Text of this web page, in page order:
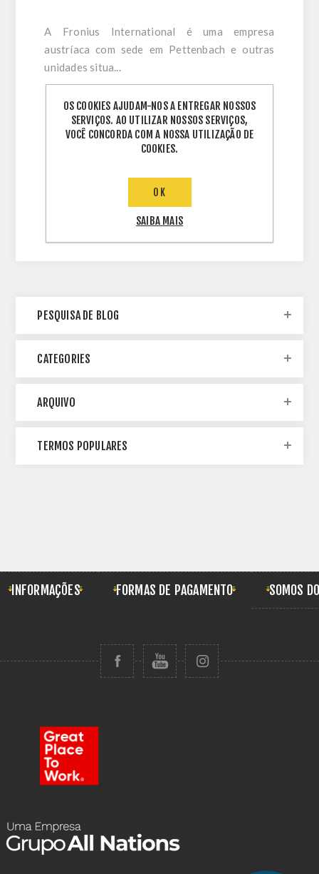
A Fronius International é uma empresa
austríaca com sede em Pettenbach e outras
unidades situa...
Termos:
distribuidor, distribuidor fotovoltaico
distribuidor energia solar,
distribuidor rio de janeiro
inversores,win,energias renováveis
fronius ,
PESQUISA DE BLOG
CATEGORIES
ARQUIVO
TERMOS POPULARES
INFORMAÇÕES FORMAS DE PAGAMENTO SOMOS
OS COOKIES AJUDAM-NOS A ENTREGAR NOSSOS
SERVIÇOS. AO UTILIZAR NOSSOS SERVIÇOS,
VOCÊ CONCORDA COM A NOSSA UTILIZAÇÃO DE
COOKIES.
OK
SAIBA MAIS